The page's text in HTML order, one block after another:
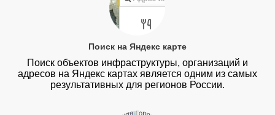
Поиск на Яндекс карте
Поиск объектов инфраструктуры, организаций и
адресов на Яндекс картах является одним из самых
результативных для регионов России.